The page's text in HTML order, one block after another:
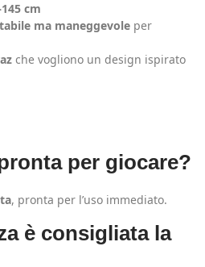
cm
ma maneggevole per
che vogliono un design ispirato
per giocare?
, pronta per l’uso immediato.
è consigliata la